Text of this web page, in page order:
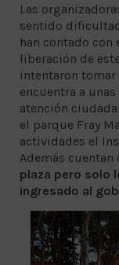
Las
sentido
han contado
liberación de
intentaron tomar
encuentra a
atención
el parque Fray
actividades el
Además cuentan
plaza pero solo
ingresado al